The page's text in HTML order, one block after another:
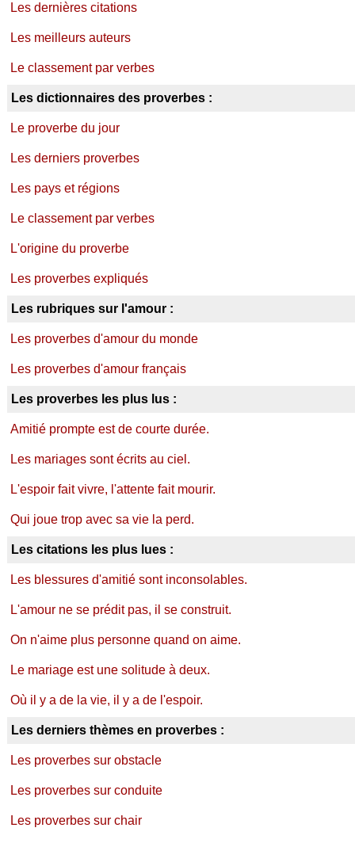
Les dernières citations
Les meilleurs auteurs
Le classement par verbes
Les dictionnaires des proverbes :
Le proverbe du jour
Les derniers proverbes
Les pays et régions
Le classement par verbes
L'origine du proverbe
Les proverbes expliqués
Les rubriques sur l'amour :
Les proverbes d'amour du monde
Les proverbes d'amour français
Les proverbes les plus lus :
Amitié prompte est de courte durée.
Les mariages sont écrits au ciel.
L'espoir fait vivre, l'attente fait mourir.
Qui joue trop avec sa vie la perd.
Les citations les plus lues :
Les blessures d'amitié sont inconsolables.
L'amour ne se prédit pas, il se construit.
On n'aime plus personne quand on aime.
Le mariage est une solitude à deux.
Où il y a de la vie, il y a de l'espoir.
Les derniers thèmes en proverbes :
Les proverbes sur obstacle
Les proverbes sur conduite
Les proverbes sur chair